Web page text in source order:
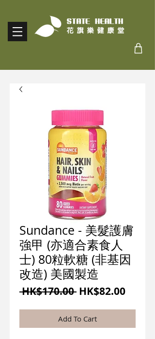
Sundance - 美髮護膚
強甲 (亦適合素食人
士) 80粒軟糖 (非基因
改造) 美國製造
HK$170.00 一
價
格
HK$82.00促
格
Add To Cart